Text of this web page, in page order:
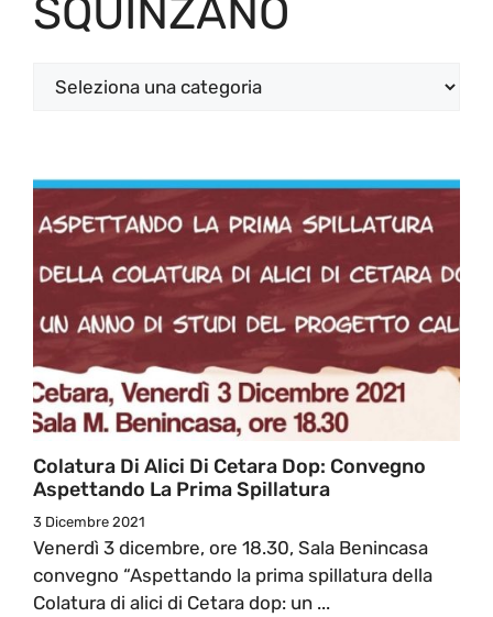
SQUINZANO
Categorie
Colatura Di Alici Di Cetara Dop: Convegno
Aspettando La Prima Spillatura
3 Dicembre 2021
Venerdì 3 dicembre, ore 18.30, Sala Benincasa
convegno “Aspettando la prima spillatura della
Colatura di alici di Cetara dop: un ...